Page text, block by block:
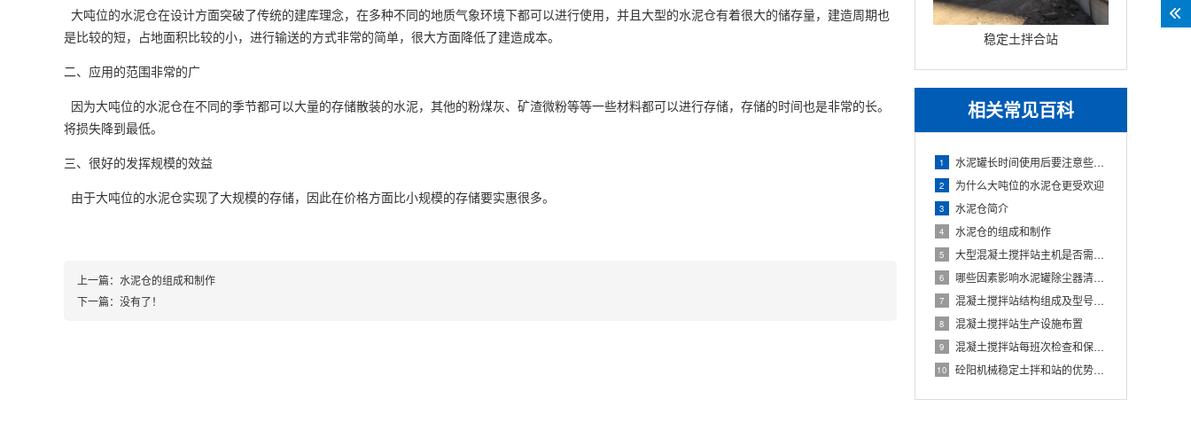
稳定土拌合站
相关常见百科
1 水泥罐长时间使用后要注意些什么
2 为什么大吨位的水泥仓更受欢迎
3 水泥仓简介
4 水泥仓的组成和制作
5 大型混凝土搅拌站主机是否需要换成立轴行星式搅拌机
6 哪些因素影响水泥罐除尘器清灰系统压力
7 混凝土搅拌站结构组成及型号介绍
8 混凝土搅拌站生产设施布置
9 混凝土搅拌站每班次检查和保养项目
10 砼阳机械稳定土拌和站的优势介绍
大吨位的水泥仓在设计方面突破了传统的建库理念，在多种不同的地质气象环境下都可以进行使用，并且大型的水泥仓有着很大的储存量，建造周期也
是比较的短，占地面积比较的小，进行输送的方式非常的简单，很大方面降低了建造成本。
二、应用的范围非常的广
因为大吨位的水泥仓在不同的季节都可以大量的存储散装的水泥，其他的粉煤灰、矿渣微粉等等一些材料都可以进行存储，存储的时间也是非常的长。
将损失降到最低。
三、很好的发挥规模的效益
由于大吨位的水泥仓实现了大规模的存储，因此在价格方面比小规模的存储要实惠很多。
上一篇： 水泥仓的组成和制作
下一篇：没有了！